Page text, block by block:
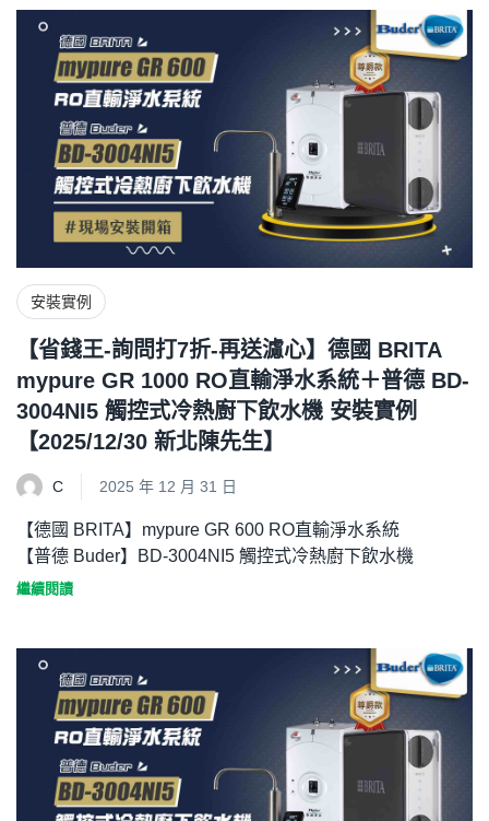
安裝實例
【省錢王-詢問打7折-再送濾心】德國 BRITA
mypure GR 1000 RO直輸淨水系統＋普德 BD-
3004NI5 觸控式冷熱廚下飲水機 安裝實例
【2025/12/30 新北陳先生】
C 2025 年 12 月 31 日
【德國 BRITA】mypure GR 600 RO直輸淨水系統
【普德 Buder】BD-3004NI5 觸控式冷熱廚下飲水機
繼續閱讀